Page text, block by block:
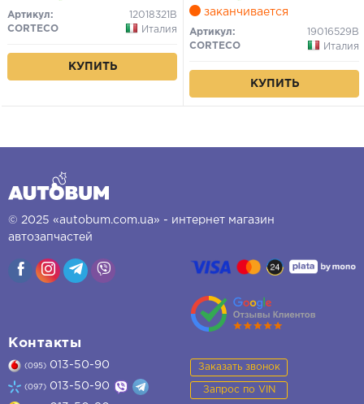
Артикул:
12018321B
CORTECO
Италия
КУПИТЬ
заканчивается
Артикул:
19016529B
CORTECO
Италия
КУПИТЬ
© 2025 «autobum.com.ua» - интернет магазин
автозапчастей
Контакты
(095) 013-50-90
(097) 013-50-90
Заказать звонок
Запрос по VIN